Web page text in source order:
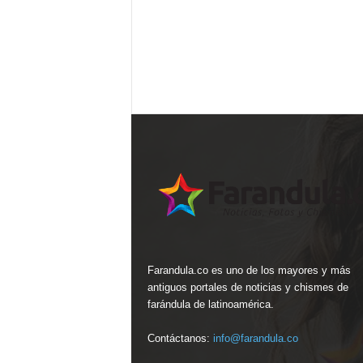
Farandula.co es uno de los mayores y más
antiguos portales de noticias y chismes de
farándula de latinoamérica.
Contáctanos: info@farandula.co